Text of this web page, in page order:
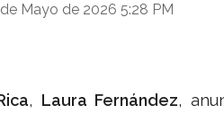
Mayo de 2026 5:28 PM
, Laura Fernández,